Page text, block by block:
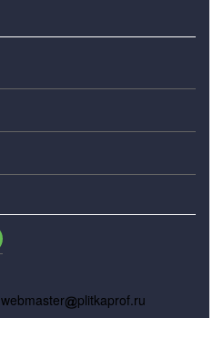
webmaster plitkaprof.ru